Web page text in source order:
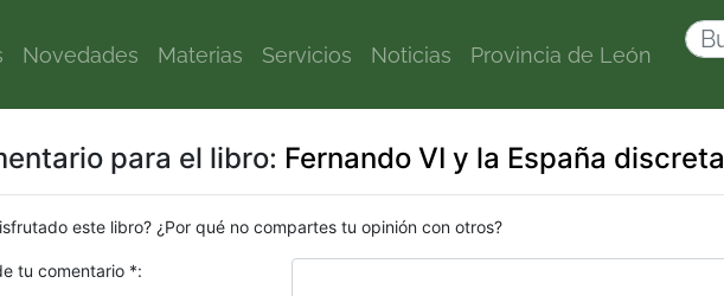
Novedades Materias Servicios Noticias Provincia de León
para el libro: Fernando VI y la España discreta
este libro? ¿Por qué no compartes tu opinión con otros?
tu comentario *: